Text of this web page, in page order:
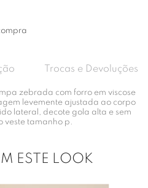
Trocas e Devoluções
zebrada com forro em viscose
levemente ajustada ao corpo
lateral, decote gola alta e sem
veste tamanho p.
ESTE LOOK